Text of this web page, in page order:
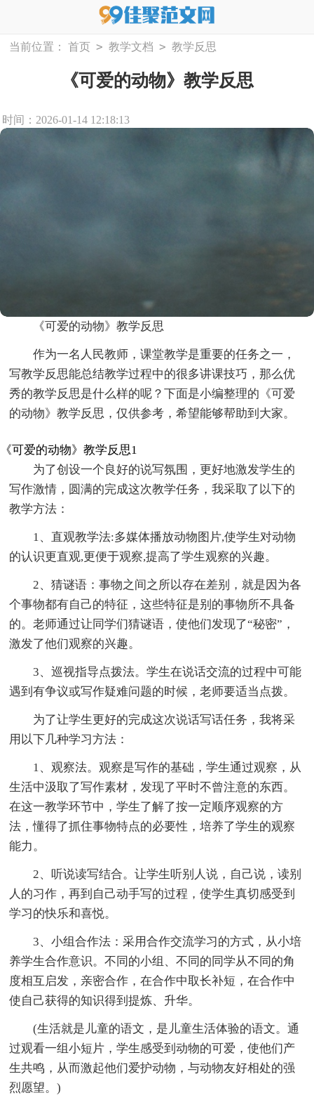
当前位置： 首页 > 教学文档 > 教学反思
《可爱的动物》教学反思
时间：2026-01-14 12:18:13
《可爱的动物》教学反思
作为一名人民教师，课堂教学是重要的任务之一，
写教学反思能总结教学过程中的很多讲课技巧，那么优
秀的教学反思是什么样的呢？下面是小编整理的《可爱
的动物》教学反思，仅供参考，希望能够帮助到大家。
《可爱的动物》教学反思1
为了创设一个良好的说写氛围，更好地激发学生的
写作激情，圆满的完成这次教学任务，我采取了以下的
教学方法：
1、直观教学法:多媒体播放动物图片,使学生对动物
的认识更直观,更便于观察,提高了学生观察的兴趣。
2、猜谜语：事物之间之所以存在差别，就是因为各
个事物都有自己的特征，这些特征是别的事物所不具备
的。老师通过让同学们猜谜语，使他们发现了“秘密”，
激发了他们观察的兴趣。
3、巡视指导点拨法。学生在说话交流的过程中可能
遇到有争议或写作疑难问题的时候，老师要适当点拨。
为了让学生更好的完成这次说话写话任务，我将采
用以下几种学习方法：
1、观察法。观察是写作的基础，学生通过观察，从
生活中汲取了写作素材，发现了平时不曾注意的东西。
在这一教学环节中，学生了解了按一定顺序观察的方
法，懂得了抓住事物特点的必要性，培养了学生的观察
能力。
2、听说读写结合。让学生听别人说，自己说，读别
人的习作，再到自己动手写的过程，使学生真切感受到
学习的快乐和喜悦。
3、小组合作法：采用合作交流学习的方式，从小培
养学生合作意识。不同的小组、不同的同学从不同的角
度相互启发，亲密合作，在合作中取长补短，在合作中
使自己获得的知识得到提炼、升华。
(生活就是儿童的语文，是儿童生活体验的语文。通
过观看一组小短片，学生感受到动物的可爱，使他们产
生共鸣，从而激起他们爱护动物，与动物友好相处的强
烈愿望。)